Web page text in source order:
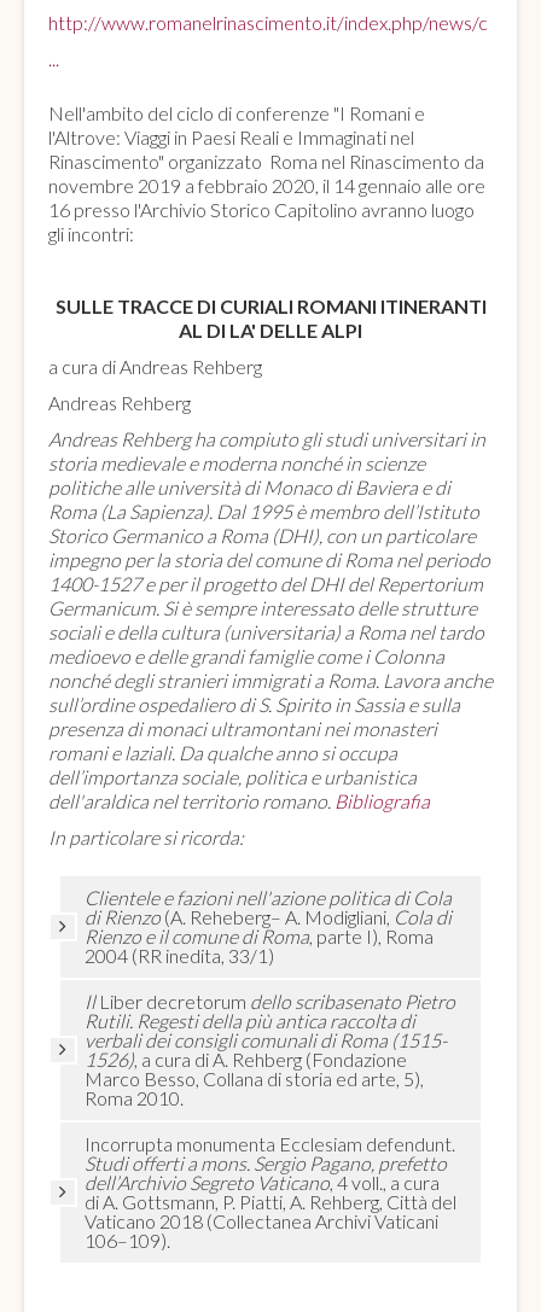
http://www.romanelrinascimento.it/index.php/news/c
...
Nell'ambito del ciclo di conferenze "I Romani e
l'Altrove: Viaggi in Paesi Reali e Immaginati nel
Rinascimento" organizzato Roma nel Rinascimento da
novembre 2019 a febbraio 2020, il 14 gennaio alle ore
16 presso l'Archivio Storico Capitolino avranno luogo
gli incontri:
SULLE TRACCE DI CURIALI ROMANI ITINERANTI
AL DI LA' DELLE ALPI
a cura di Andreas Rehberg
Andreas Rehberg
Andreas Rehberg ha compiuto gli studi universitari in
storia medievale e moderna nonché in scienze
politiche alle università di Monaco di Baviera e di
Roma (La Sapienza). Dal 1995 è membro dell’Istituto
Storico Germanico a Roma (DHI), con un particolare
impegno per la storia del comune di Roma nel periodo
1400-1527 e per il progetto del DHI del Repertorium
Germanicum. Si è sempre interessato delle strutture
sociali e della cultura (universitaria) a Roma nel tardo
medioevo e delle grandi famiglie come i Colonna
nonché degli stranieri immigrati a Roma. Lavora anche
sull’ordine ospedaliero di S. Spirito in Sassia e sulla
presenza di monaci ultramontani nei monasteri
romani e laziali. Da qualche anno si occupa
dell’importanza sociale, politica e urbanistica
dell'araldica nel territorio romano. Bibliografia
In particolare si ricorda:
Clientele e fazioni nell'azione politica di Cola
di Rienzo (A. Reheberg– A. Modigliani, Cola di
Rienzo e il comune di Roma, parte I), Roma
2004 (RR inedita, 33/1)
IlLiber decretorum dello scribasenato Pietro
Rutili. Regesti della più antica raccolta di
verbali dei consigli comunali di Roma (1515-
1526), a cura di A. Rehberg (Fondazione
Marco Besso, Collana di storia ed arte, 5),
Roma 2010.
Incorrupta monumenta Ecclesiam defendunt.
Studi offerti a mons. Sergio Pagano, prefetto
dell’Archivio Segreto Vaticano, 4 voll., a cura
di A. Gottsmann, P. Piatti, A. Rehberg, Città del
Vaticano 2018 (Collectanea Archivi Vaticani
106–109).